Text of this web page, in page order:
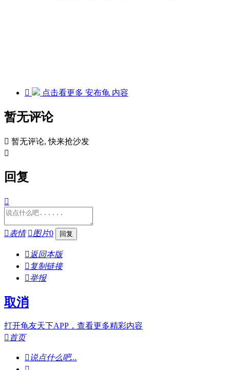
 点击看更多 安布龟 内容
暂无评论
 暂无评论, 快来抢沙发

回复

表情 图片0
 返回本版
 复制链接
举报
取消
打开龟友天下APP，查看更多精彩内容
 首页
说点什么吧...